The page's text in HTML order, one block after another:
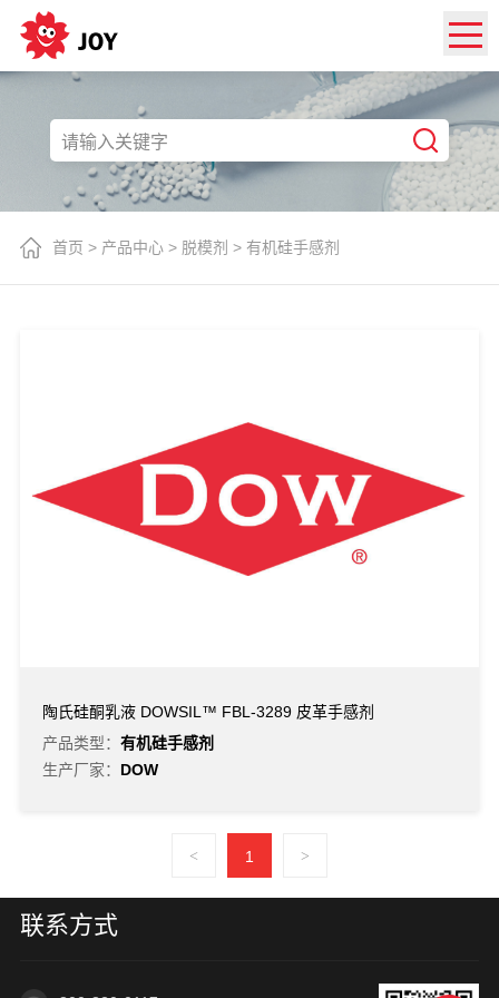
首页 > 产品中心> 脱模剂 > 有机硅手感剂
陶氏硅酮乳液 DOWSIL™ FBL-3289 皮革手感剂
产品类型： 有机硅手感剂
生产厂家： DOW
< 1 >
联系方式